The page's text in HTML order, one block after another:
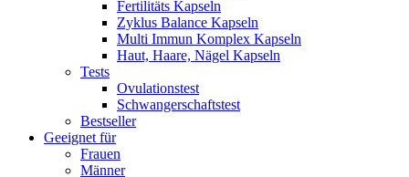
Fertilitäts Kapseln
Zyklus Balance Kapseln
Multi Immun Komplex Kapseln
Haut, Haare, Nägel Kapseln
Tests
Ovulationstest
Schwangerschaftstest
Bestseller
Geeignet für
Frauen
Männer